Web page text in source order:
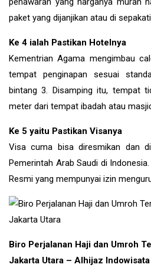
paket yang dijanjikan atau di sepakati.
Ke 4 ialah Pastikan Hotelnya
Kementrian Agama mengimbau
tempat penginapan sesuai
bintang 3. Disamping itu, tempat
meter dari tempat ibadah atau
Ke 5 yaitu Pastikan Visanya
Visa cuma bisa diresmikan dan
Pemerintah Arab Saudi di
Resmi yang mempunyai izin
Biro Perjalanan Haji dan Umroh
Jakarta Utara – Alhijaz